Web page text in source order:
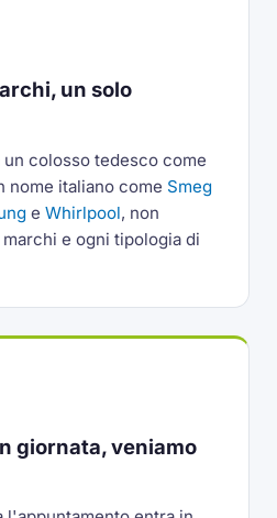
un solo
un colosso tedesco come
nome italiano come Smeg
eWhirlpool, non
e ogni tipologia di
giornata, veniamo